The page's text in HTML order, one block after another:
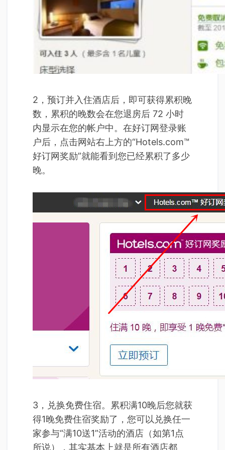
2，预订并入住酒店后，即可获得累积晚
数，累积的晚数会在您退房后 72 小时
内显示在您的帐户中。在好订网登录账
户后，点击网站右上方的“Hotels.com™
好订网奖励”就能看到您已经累积了多少
晚。
3，兑换免费住宿。累积满10晚后您就获
得1晚免费住宿奖励了，您可以兑换任一
家参与“满10送1”活动的酒店（如第1点
所说），其实基本上就是所有酒店都